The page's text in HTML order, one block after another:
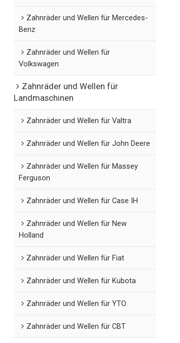
Zahnräder und Wellen für Mercedes-
Benz
Zahnräder und Wellen für
Volkswagen
Zahnräder und Wellen für
Landmaschinen
Zahnräder und Wellen für Valtra
Zahnräder und Wellen für John Deere
Zahnräder und Wellen für Massey
Ferguson
Zahnräder und Wellen für Case IH
Zahnräder und Wellen für New
Holland
Zahnräder und Wellen für Fiat
Zahnräder und Wellen für Kubota
Zahnräder und Wellen für YTO
Zahnräder und Wellen für CBT